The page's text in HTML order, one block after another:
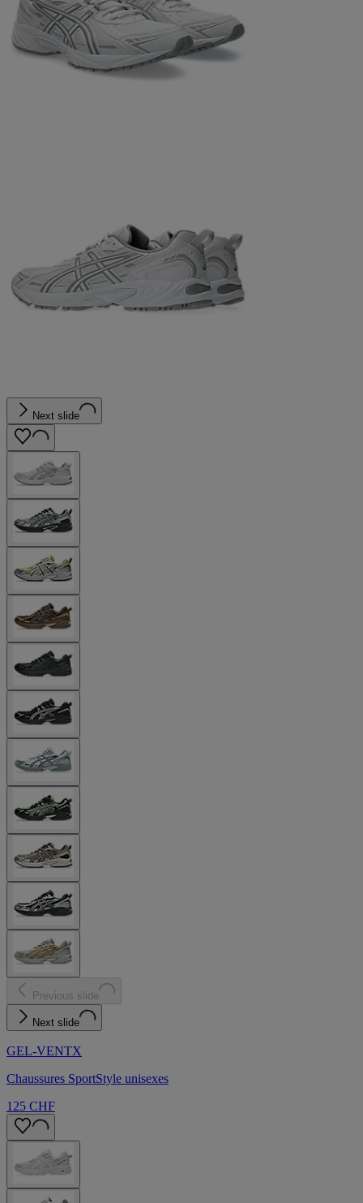
Next slide
Previous slide
Next slide
GEL-VENTX
Chaussures SportStyle unisexes
125 CHF